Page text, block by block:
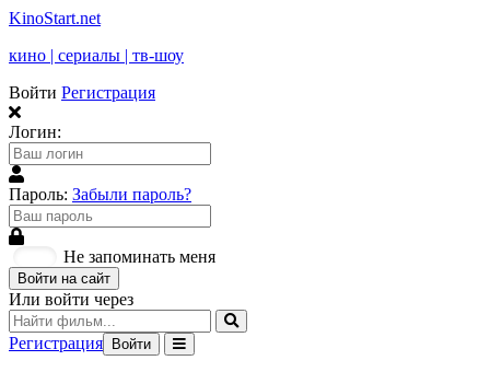
KinoStart.net
кино | сериалы | тв-шоу
Войти Регистрация
Логин:
Пароль: Забыли пароль?
Не запоминать меня
Войти на сайт
Или войти через
Регистрация Войти